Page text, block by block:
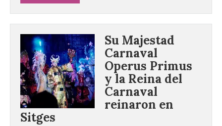
Su Majestad
Carnaval
Operus Primus
y la Reina del
Carnaval
reinaron en
Sitges